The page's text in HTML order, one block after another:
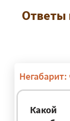
Ответы